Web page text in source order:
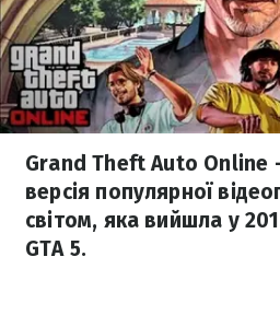
Grand Theft Auto Online
версія популярної
світом, яка вийшла у
GTA 5.